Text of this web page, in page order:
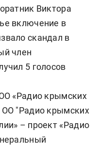
Виктора
включение в
скандал в
член
5 голосов
«Радио крымских
"Радио крымских
– проект «Радио